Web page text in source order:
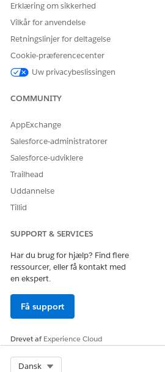
Erklæring om sikkerhed
Vilkår for anvendelse
Retningslinjer for deltagelse
Cookie-præferencecenter
Uw privacybeslissingen
COMMUNITY
AppExchange
Salesforce-administratorer
Salesforce-udviklere
Trailhead
Uddannelse
Tillid
SUPPORT & SERVICES
Har du brug for hjælp? Find flere
ressourcer, eller få kontakt med
en ekspert.
Få support
Drevet afExperience Cloud
Dansk